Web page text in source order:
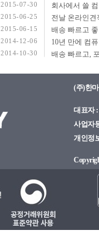
2015-07-30
2015-06-25
2015-06-15
2014-12-06
2014-10-30
(주)한
대표자
사업자
개인정